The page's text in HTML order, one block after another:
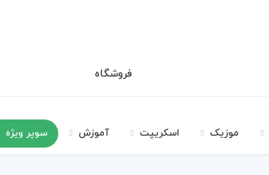
فروشگاه
موزیک اسکریپت آموزش سوپر ویژه